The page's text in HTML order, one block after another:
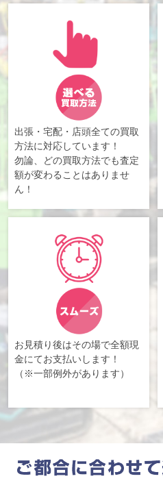
出張・宅配・店頭全ての買取
方法に対応しています！
勿論、どの買取方法でも査定
額が変わることはありませ
ん！
お見積り後はその場で全額現
金にてお支払いします！
（※一部例外があります）